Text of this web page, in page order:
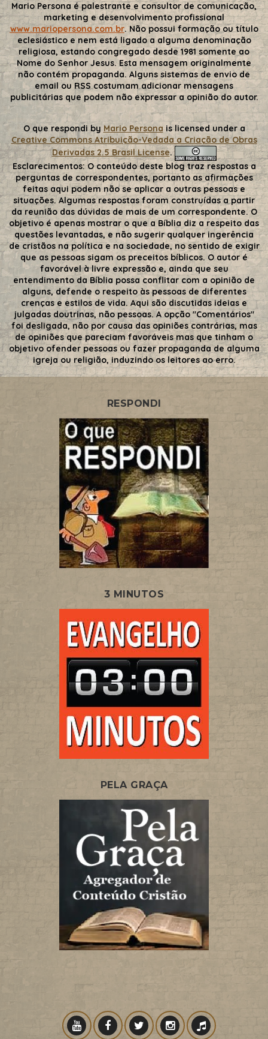
Mario Persona é palestrante e consultor de comunicação,
marketing e desenvolvimento profissional
www.mariopersona.com.br. Não possui formação ou título
eclesiástico e nem está ligado a alguma denominação
religiosa, estando congregado desde 1981 somente ao
Nome do Senhor Jesus. Esta mensagem originalmente
não contém propaganda. Alguns sistemas de envio de
email ou RSS costumam adicionar mensagens
publicitárias que podem não expressar a opinião do autor.
O que respondi byMario Personais licensed under a
Creative Commons Atribuição-Vedada a Criação de Obras
Derivadas 2.5 Brasil License.
Esclarecimentos:O conteúdo deste blog traz respostas a
perguntas de correspondentes, portanto as afirmações
feitas aqui podem não se aplicar a outras pessoas e
situações. Algumas respostas foram construídas a partir
da reunião das dúvidas de mais de um correspondente. O
objetivo é apenas mostrar o que a Bíblia diz a respeito das
questões levantadas, e não sugerir qualquer ingerência
de cristãos na política e na sociedade, no sentido de exigir
que as pessoas sigam os preceitos bíblicos. O autor é
favorável à livre expressão e, ainda que seu
entendimento da Bíblia possa conflitar com a opinião de
alguns, defende o respeito às pessoas de diferentes
crenças e estilos de vida. Aqui são discutidas ideias e
julgadas doutrinas, não pessoas. A opção "Comentários"
foi desligada, não por causa das opiniões contrárias, mas
de opiniões que pareciam favoráveis mas que tinham o
objetivo ofender pessoas ou fazer propaganda de alguma
igreja ou religião, induzindo os leitores ao erro.
RESPONDI
3 MINUTOS
PELA GRAÇA